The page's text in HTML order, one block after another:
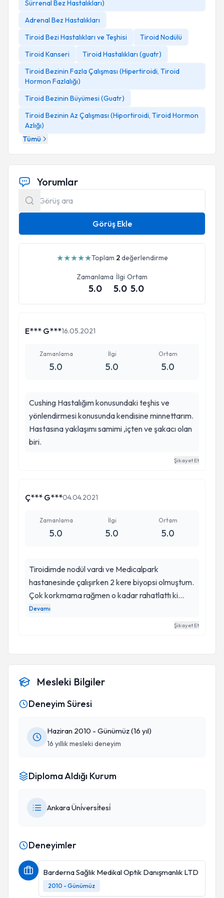
Sürrenal Bez Hastalıkları)
Adrenal Bez Hastalıkları
Tiroid Bezi Hastalıkları ve Teşhisi
Tiroid Nodülü
Tiroid Kanseri
Tiroid Hastalıkları (guatr)
Tiroid Bezinin Fazla Çalışması (Hipertiroidi, Tiroid
Hormon Fazlalığı)
Tiroid Bezinin Büyümesi (Guatr)
Tiroid Bezinin Az Çalışması (Hiportiroidi, Tiroid Hormon
Azlığı)
Tümü
Yorumlar
Görüş Ekle
★★★★★Toplam 2değerlendirme
Zamanlama
5.0
İlgi
5.0
Ortam
5.0
E*** G***16.05.2021
Zamanlama
5.0
İlgi
5.0
Ortam
5.0
Cushing Hastalığım konusundaki teşhis ve
yönlendirmesi konusunda kendisine minnettarım.
Hastasına yaklaşımı samimi ,içten ve şakacı olan
biri.
Şikayet Et
Ç*** G***04.04.2021
Zamanlama
5.0
İlgi
5.0
Ortam
5.0
Tiroidimde nodül vardı ve Medicalpark
hastanesinde çalışırken 2 kere biyopsi olmuştum.
Çok korkmama rağmen o kadar rahatlattı ki
beni. Özellikle ilk biyopside şakacı tavirlariyla çok
Devamı
Şikayet Et
Mesleki Bilgiler
Deneyim Süresi
Haziran 2010 - Günümüz (16 yıl)
16 yıllık mesleki deneyim
Diploma Aldığı Kurum
Ankara Üni̇versi̇tesi̇
Deneyimler
Barderna Sağlık Medikal Optik Danışmanlık LTD
2010 - Günümüz